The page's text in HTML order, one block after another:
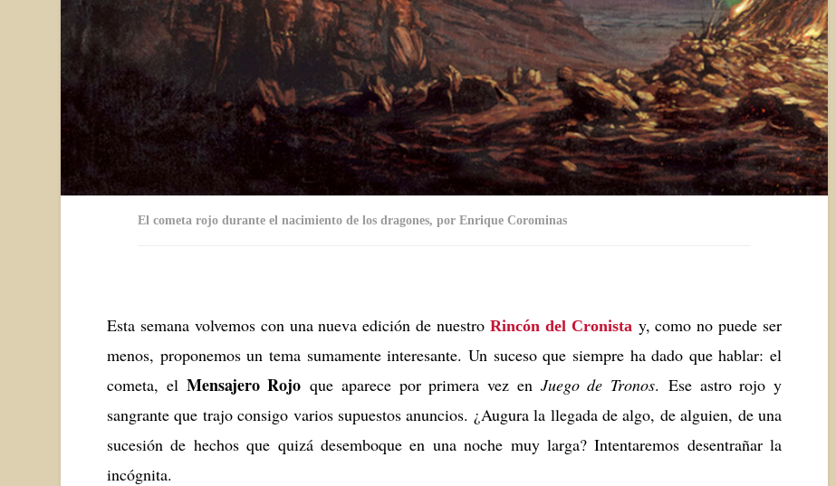
El cometa rojo durante el nacimiento de los dragones, por Enrique Corominas
Esta semana volvemos con una nueva edición de nuestro Rincón del Cronista y, como no puede ser
menos, proponemos un tema sumamente interesante. Un suceso que siempre ha dado que hablar: el
cometa, el Mensajero Rojo que aparece por primera vez en Juego de Tronos. Ese astro rojo y
sangrante que trajo consigo varios supuestos anuncios. ¿Augura la llegada de algo, de alguien, de una
sucesión de hechos que quizá desemboque en una noche muy larga? Intentaremos desentrañar la
incógnita.